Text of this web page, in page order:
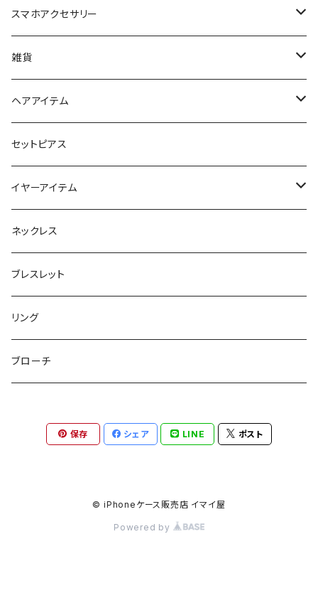
スマホアクセサリー
iPhoneケース
スマホリング＆グリップ
マルチショルダー
雑貨
ポーチ
マチ付きポーチ
フラットポーチ
スマートキーポーチ
チャーム / カラビナ
ウォレット / 財布
トートバッグ
パスケース
ミラー
ハンドタオル
ヘアアイテム
静電気軽減ヘアブレスレット
ポニーフック
テールクラッチ
シュシュット
キープスタイラー
ヘアピン
ヘアクリップ
セットピアス
イヤーアイテム
ステンレスピアス
ピアス
イヤリング
セットピアス
イヤーカフ
ネックレス
ブレスレット
リング
ブローチ
保存 シェア LINE ポスト
© iPhoneケース販売店 イマイ屋
Powered by